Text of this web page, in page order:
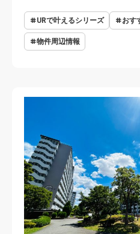
URで叶えるシリーズ おす
物件周辺情報